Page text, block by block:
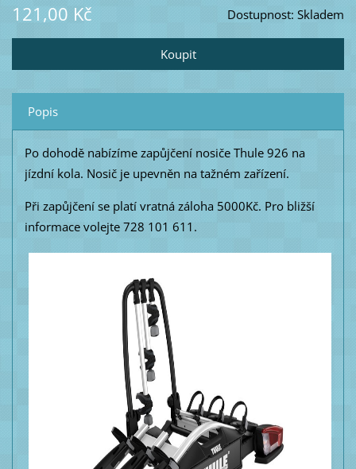
Dostupnost: Skladem
121,00 Kč
Popis
Po dohodě nabízíme zapůjčení nosiče Thule 926 na
jízdní kola. Nosič je upevněn na tažném zařízení.
Při zapůjčení se platí vratná záloha 5000Kč. Pro bližší
informace volejte 728 101 611.